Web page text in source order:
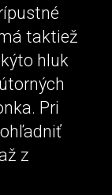
taktiež
hluk
Pri
z